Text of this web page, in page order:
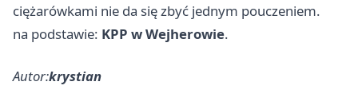
ciężarówkami nie da się zbyć jednym pouczeniem.
na podstawie: KPP w Wejherowie.
Autor:krystian